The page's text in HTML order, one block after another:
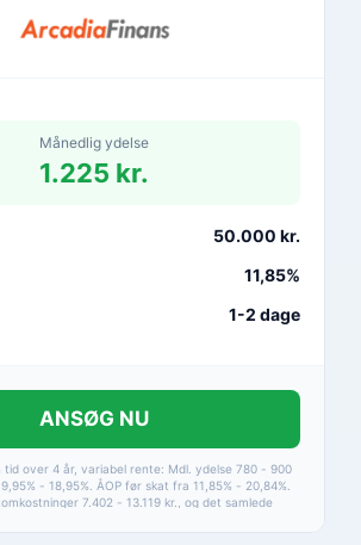
Månedlig ydelse
1.225 kr.
50.000 kr.
11,85%
1-2 dage
ANSØG NU
tid over 4 år, variabel rente: Mdl. ydelse 780 - 900
- 18,95%. ÅOP før skat fra 11,85% - 20,84%.
7.402 - 13.119 kr., og det samlede